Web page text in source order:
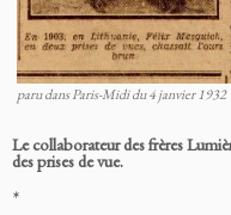
paru dans Paris-Midi du 4 janvier 1932
Le collaborateur des frères
des prises de vue.
*